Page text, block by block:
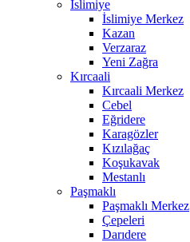
İslimiye
İslimiye Merkez
Kazan
Verzaraz
Yeni Zağra
Kırcaali
Kırcaali Merkez
Cebel
Eğridere
Karagözler
Kızılağaç
Koşukavak
Mestanlı
Paşmaklı
Paşmaklı Merkez
Çepeleri
Darıdere